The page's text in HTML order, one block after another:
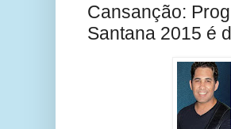
Cansanção:
Santana 2015 é